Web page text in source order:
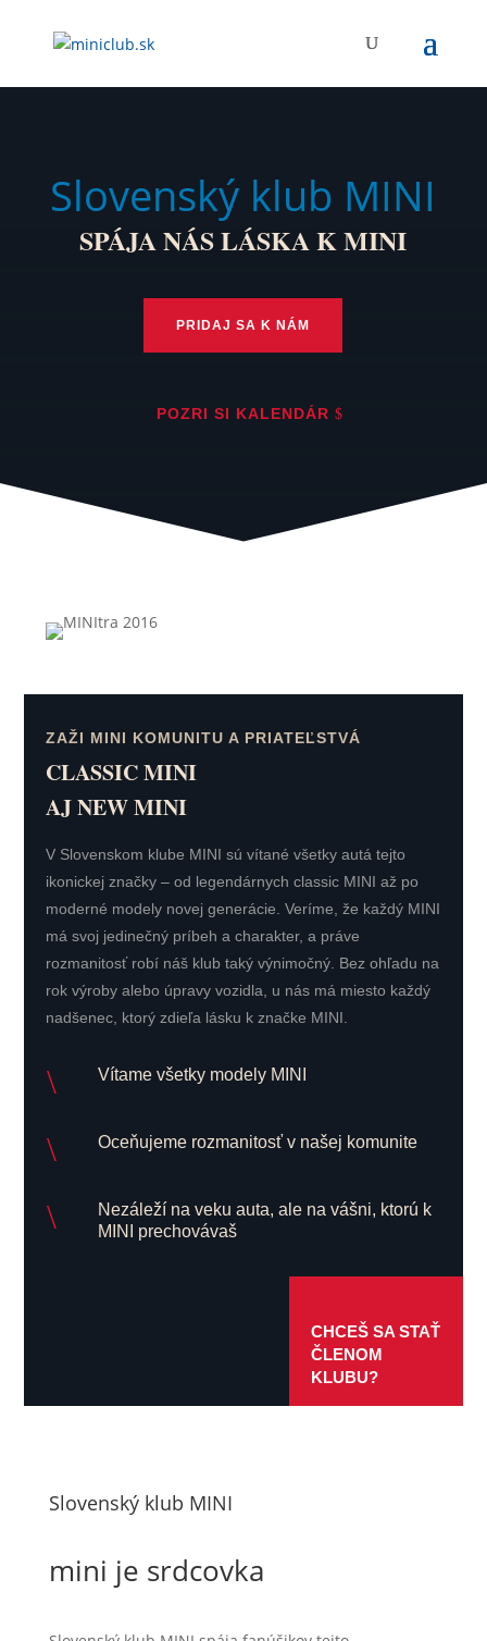
Slovenský klub MINI
SPÁJA NÁS LÁSKA K MINI
PRIDAJ SA K NÁM
POZRI SI KALENDÁR
ZAŽI MINI KOMUNITU A PRIATEĽSTVÁ
CLASSIC MINI
AJ NEW MINI
V Slovenskom klube MINI sú vítané všetky autá tejto
ikonickej značky – od legendárnych classic MINI až po
moderné modely novej generácie. Veríme, že každý MINI
má svoj jedinečný príbeh a charakter, a práve
rozmanitosť robí náš klub taký výnimočný. Bez ohľadu na
rok výroby alebo úpravy vozidla, u nás má miesto každý
nadšenec, ktorý zdieľa lásku k značke MINI.
\ Vítame všetky modely MINI
\ Oceňujeme rozmanitosť v našej komunite
\
Nezáleží na veku auta, ale na vášni, ktorú k
MINI prechovávaš
CHCEŠ SA STAŤ
ČLENOM
KLUBU?
Slovenský klub MINI
mini je srdcovka